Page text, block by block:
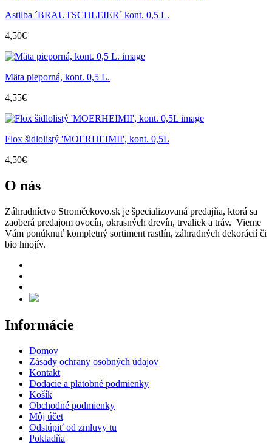
Astilba ´BRAUTSCHLEIER´ kont. 0,5 L.
4,50€
Mäta pieporná, kont. 0,5 L.
4,55€
Flox šidlolistý 'MOERHEIMII', kont. 0,5L
4,50€
O nás
Záhradníctvo Stromčekovo.sk je špecializovaná predajňa, ktorá sa
zaoberá predajom ovocín, okrasných drevín, trvaliek a tráv. Vieme
Vám ponúknuť kompletný sortiment rastlín, záhradných dekorácií či
bio hnojív.
Informácie
Domov
Zásady ochrany osobných údajov
Kontakt
Dodacie a platobné podmienky
Košík
Obchodné podmienky
Môj účet
Odstúpiť od zmluvy tu
Pokladňa